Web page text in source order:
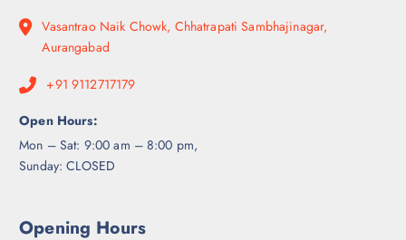
Vasantrao Naik Chowk, Chhatrapati Sambhajinagar,
Aurangabad
+91 9112717179
Open Hours:
Mon – Sat: 9:00 am – 8:00 pm,
Sunday: CLOSED
Opening Hours